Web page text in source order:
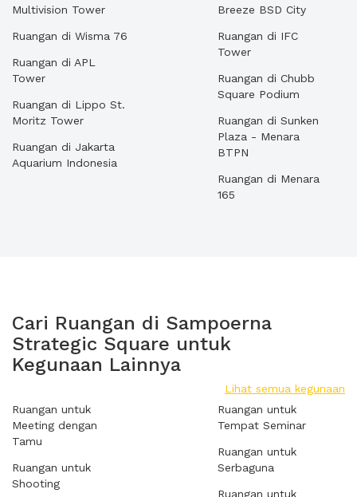
Multivision Tower
Ruangan di Wisma 76
Ruangan di APL
Tower
Ruangan di Lippo St.
Moritz Tower
Ruangan di Jakarta
Aquarium Indonesia
Breeze BSD City
Ruangan di IFC
Tower
Ruangan di Chubb
Square Podium
Ruangan di Sunken
Plaza - Menara
BTPN
Ruangan di Menara
165
Cari Ruangan di Sampoerna
Strategic Square untuk
Kegunaan Lainnya
Lihat semua kegunaan
Ruangan untuk
Meeting dengan
Tamu
Ruangan untuk
Shooting
Ruangan untuk
Tempat Seminar
Ruangan untuk
Serbaguna
Ruangan untuk